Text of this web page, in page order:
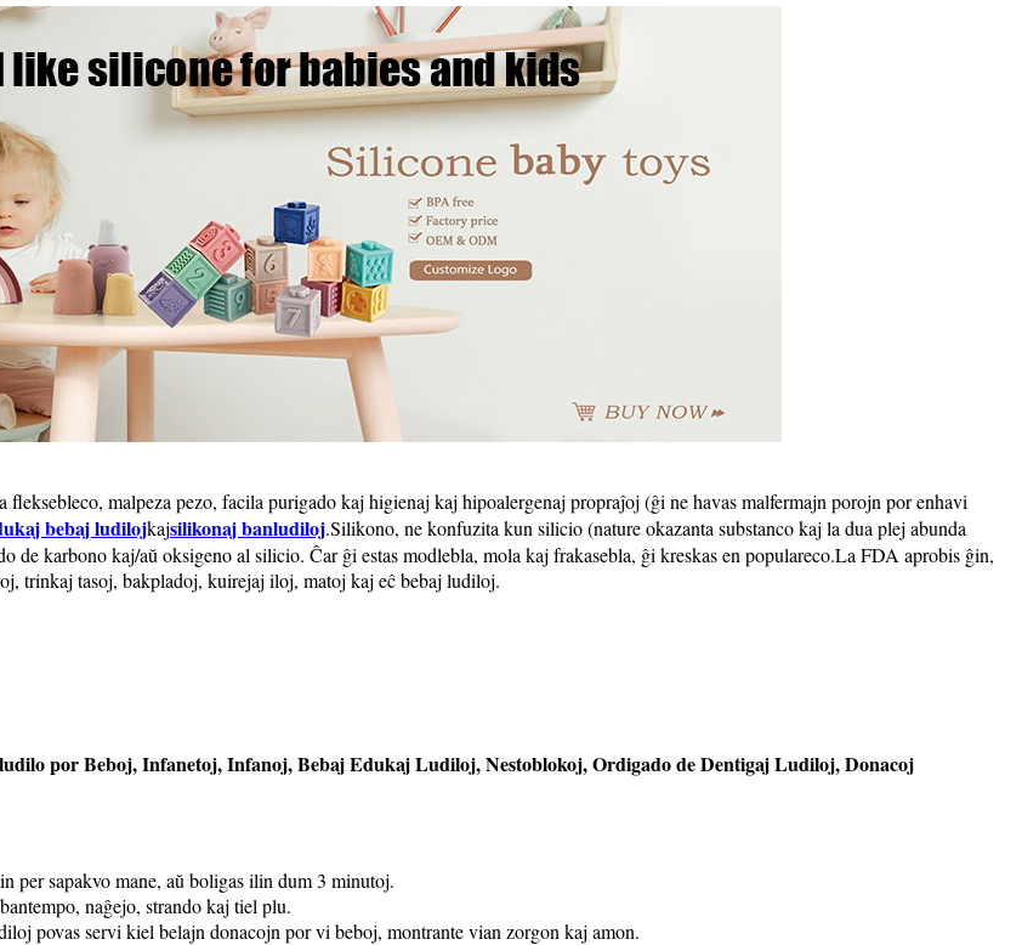
malpeza pezo, facila purigado kaj higienaj kaj hipoalergenaj propraĵoj (ĝi ne havas malfermajn porojn por enhavi
bebaj ludilojkajsilikonaj banludiloj.Silikono, ne konfuzita kun silicio (nature okazanta substanco kaj la dua plej abunda
de karbono kaj/aŭ oksigeno al silicio. Ĉar ĝi estas modlebla, mola kaj frakasebla, ĝi kreskas en populareco.La FDA aprobis ĝin,
trinkaj tasoj, bakpladoj, kuirejaj iloj, matoj kaj eĉ bebaj ludiloj.
por Beboj, Infanetoj, Infanoj, Bebaj Edukaj Ludiloj, Nestoblokoj, Ordigado de Dentigaj Ludiloj, Donacoj
sapakvo mane, aŭ boligas ilin dum 3 minutoj.
naĝejo, strando kaj tiel plu.
povas servi kiel belajn donacojn por vi beboj, montrante vian zorgon kaj amon.